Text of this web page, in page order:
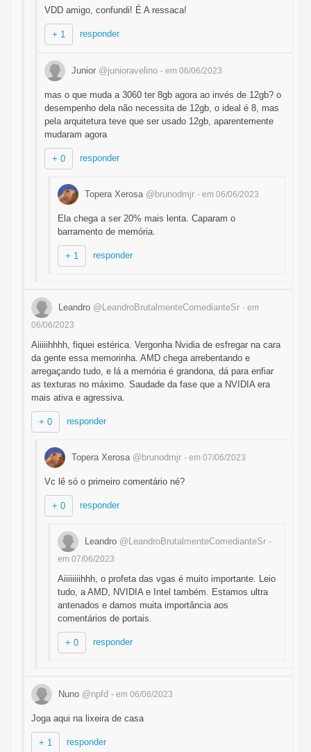
VDD amigo, confundi! É A ressaca!
+ 1 responder
Junior @junioravelino - em 06/06/2023
mas o que muda a 3060 ter 8gb agora ao invés de 12gb? o
desempenho dela não necessita de 12gb, o ideal é 8, mas
pela arquitetura teve que ser usado 12gb, aparentemente
mudaram agora
+ 0 responder
Topera Xerosa @brunodmjr - em 06/06/2023
Ela chega a ser 20% mais lenta. Caparam o
barramento de memória.
+ 1 responder
Leandro @LeandroBrutalmenteComedianteSr - em
06/06/2023
Aiiiiihhhh, fiquei estérica. Vergonha Nvidia de esfregar na cara
da gente essa memorinha. AMD chega arrebentando e
arregaçando tudo, e lá a memória é grandona, dá para enfiar
as texturas no máximo. Saudade da fase que a NVIDIA era
mais ativa e agressiva.
+ 0 responder
Topera Xerosa @brunodmjr - em 07/06/2023
Vc lê só o primeiro comentário né?
+ 0 responder
Leandro @LeandroBrutalmenteComedianteSr -
em 07/06/2023
Aiiiiiiiihhh, o profeta das vgas é muito importante. Leio
tudo, a AMD, NVIDIA e Intel também. Estamos ultra
antenados e damos muita importância aos
comentários de portais.
+ 0 responder
Nuno @npfd - em 06/06/2023
Joga aqui na lixeira de casa
+ 1 responder